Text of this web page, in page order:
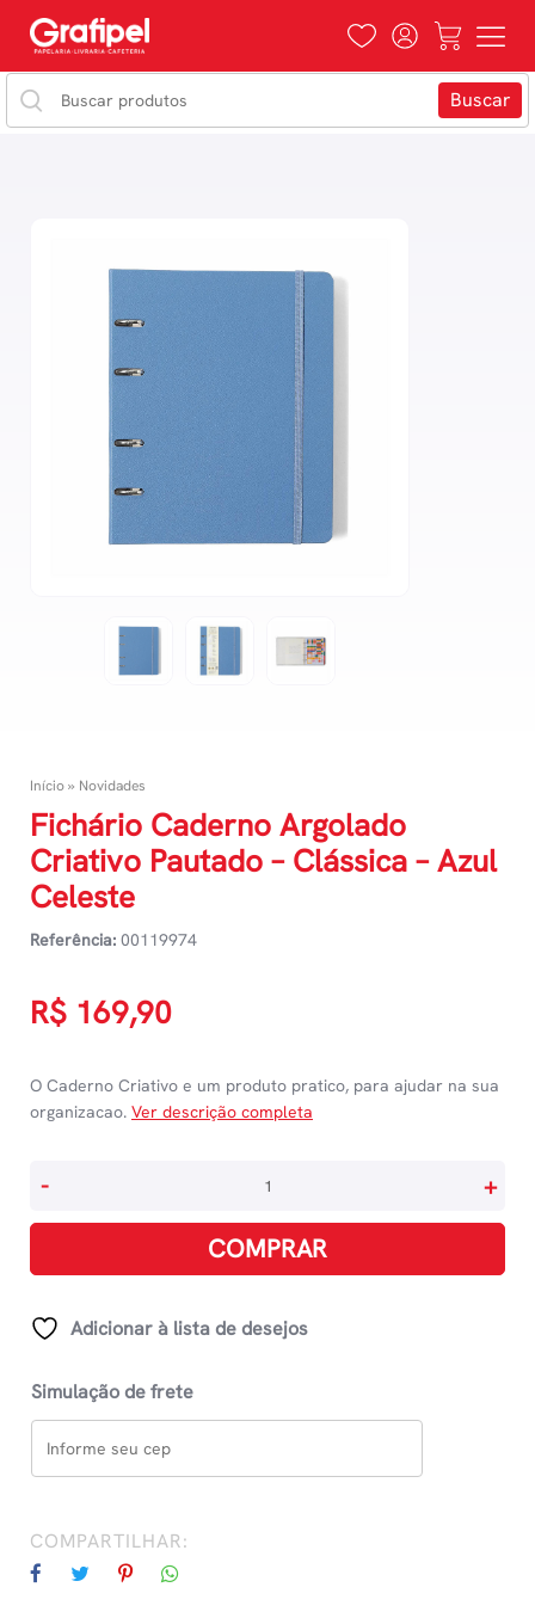
Início» Novidades
Fichário Caderno Argolado
Criativo Pautado – Clássica – Azul
Celeste
Referência: 00119974
R$ 169,90
O Caderno Criativo e um produto pratico, para ajudar na sua
organizacao. Ver descrição completa
Argolado
Criativo
-
-
Azul
Celeste
quantidade
- +
COMPRAR
Adicionar à lista de desejos
Simulação de frete
COMPARTILHAR: